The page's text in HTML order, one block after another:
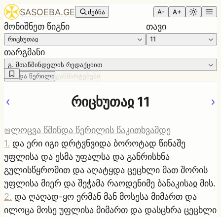
SASOEBA.GE ძებნა A- A+
მონიშნეთ წიგნი
რიცხუთაჲ
თავი
11
თარგმანი
გ. მთაწმინდელის რედაქციით
წმინდა წერილი განმარტებები
რიცხუთაჲ 11
ლოცვა წმინდა წერილის წაკითხვამდე
1. და ერი იგი დრტჳნვიდა ბოროტად წინაშე
უფლისა და ესმა უფალსა და განრისხნა
გულისწყრომით და აღატყდა ცეცხლი მათ შორის
უფლისა მიერ და შეჭამა რაოდენიმე ბანაკისაჲ მის.
2. და ღაღად-ყო ერმან მან მოსესა მიმართ და
ილოცა მოსე უფლისა მიმართ და დასცხრა ცეცხლი